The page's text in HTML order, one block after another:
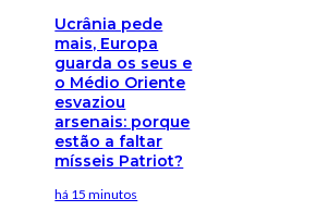
Ucrânia pede
mais, Europa
guarda os seus e
o Médio Oriente
esvaziou
arsenais: porque
estão a faltar
mísseis Patriot?
há 15 minutos